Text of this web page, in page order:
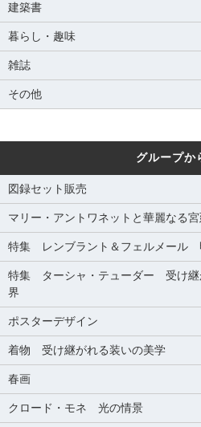
建築書
暮らし・趣味
雑誌
その他
グループか
図録セット販売
マリー・アントワネットと華麗なる
特集 レンブラント＆フェルメール
特集 ターシャ・テューダー 受け継
界
ポスターデザイン
着物 受け継がれる装いの美学
春画
クロード・モネ 光の情景